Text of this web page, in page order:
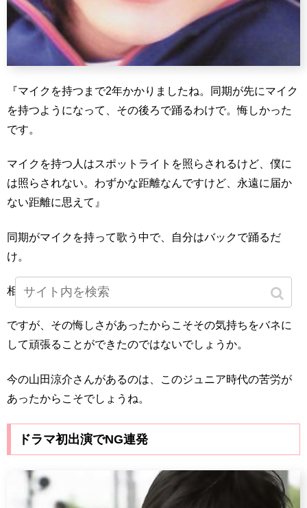
『マイクを持つまで2年かかりましたね。同期が先にマイク
を持つようになって、その後ろで踊るわけで。悔しかった
です。
マイクを持つ人はスポットライトを照らされるけど、僕に
は照らされない。わずかな距離なんですけど、永遠に届か
ない距離に思えて』
同期がマイクを持って歌う中で、自分はバックで踊るだ
け。
相当悔しかったと思います。
ですが、その悔しさがあったからこそその気持ちをバネに
して頑張ることができたのではないでしょうか。
今の山田涼介さんがあるのは、このジュニア時代の苦労が
あったからこそでしょうね。
ドラマ初出演でNG連発